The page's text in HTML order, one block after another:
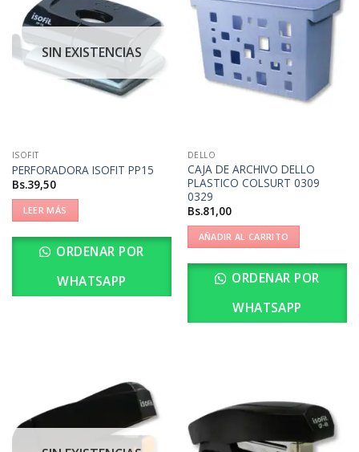
SIN EXISTENCIAS
ISOFIT
PERFORADORA ISOFIT PP15
Bs.39,50
LEER MÁS
ORDENAR POR
WHATSAPP
DELLO
CAJA DE ARCHIVO DELLO
PLASTICO COLSURT 0309
0329
Bs.81,00
AÑADIR AL CARRITO
ORDENAR POR
WHATSAPP